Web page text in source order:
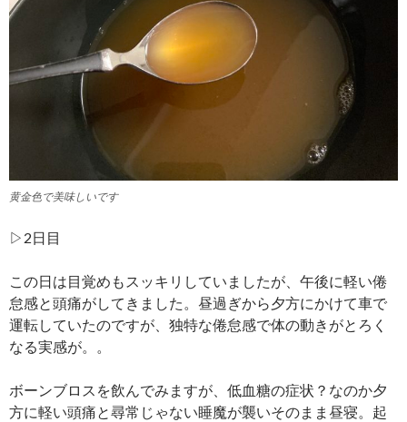
黄金色で美味しいです
▷2日目
この日は目覚めもスッキリしていましたが、午後に軽い倦
怠感と頭痛がしてきました。昼過ぎから夕方にかけて車で
運転していたのですが、独特な倦怠感で体の動きがとろく
なる実感が。。
ボーンブロスを飲んでみますが、低血糖の症状？なのか夕
方に軽い頭痛と尋常じゃない睡魔が襲いそのまま昼寝。起